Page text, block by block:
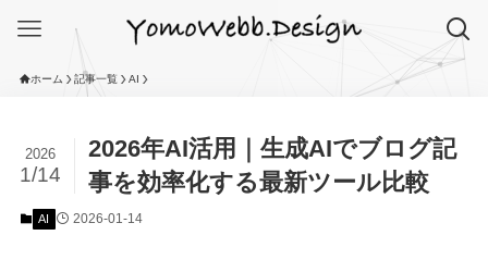
ホーム 記事一覧 AI
2026年AI活用｜生成AIでブログ記
事を効率化する最新ツール比較
2026
1/14
AI 2026-01-14